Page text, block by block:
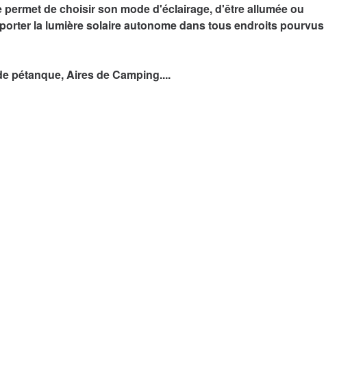
de choisir son mode d'éclairage, d'être allumée ou
la lumière solaire autonome dans tous endroits pourvus
pétanque, Aires de Camping....